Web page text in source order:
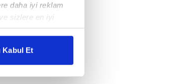
daha iyi reklam
sizlere en iyi
karşılamak
Kabul Et